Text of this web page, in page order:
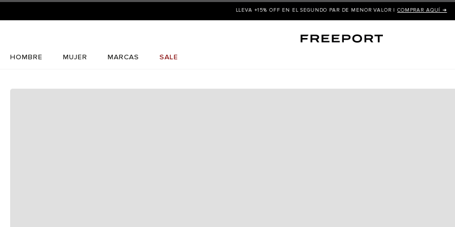
LLEVA +15% OFF EN EL SEGUNDO PAR DE MENOR VALOR |COMPRAR AQUÍ ➜
HOMBRE MUJER MARCAS SALE